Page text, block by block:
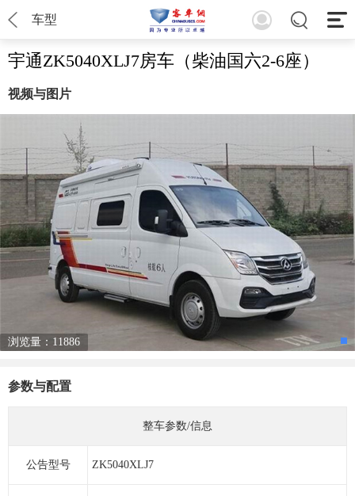
车型
宇通ZK5040XLJ7房车（柴油国六2-6座）
视频与图片
浏览量：11886
参数与配置
整车参数/信息
公告型号 ZK5040XLJ7